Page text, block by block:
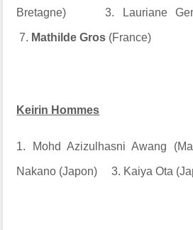
Bretagne) 3. Lauriane
7. Mathilde Gros (France)
Keirin Hommes
1. Mohd Azizulhasni Awang
Nakano (Japon) 3. Kaiya Ota